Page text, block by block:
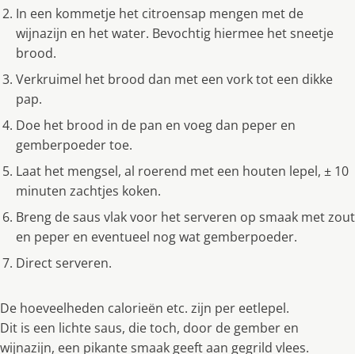
In een kommetje het citroensap mengen met de
wijnazijn en het water. Bevochtig hiermee het sneetje
brood.
Verkruimel het brood dan met een vork tot een dikke
pap.
Doe het brood in de pan en voeg dan peper en
gemberpoeder toe.
Laat het mengsel, al roerend met een houten lepel, ± 10
minuten zachtjes koken.
Breng de saus vlak voor het serveren op smaak met zout
en peper en eventueel nog wat gemberpoeder.
Direct serveren.
De hoeveelheden calorieën etc. zijn per eetlepel.
Dit is een lichte saus, die toch, door de gember en
wijnazijn, een pikante smaak geeft aan gegrild vlees.